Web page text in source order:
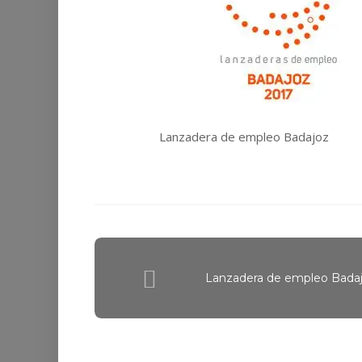
Lanzadera de empleo Badajoz
Lanzadera de empleo